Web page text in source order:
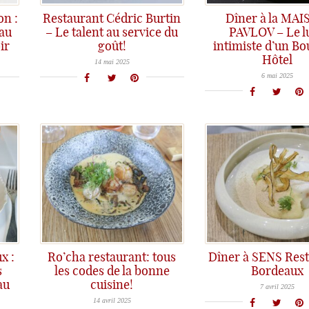
:
Restaurant Cédric Burtin
– Le talent au service du
goût!
Restaurant Cédric Burtin à Saint-Rémy, 2 étoiles Michelin : un plaisir épicurien et une expérience gustative à vivre avec une cuisine authentique et hautement calibrée...
14 mai 2025
Dîner à la
PAVLOV – Le
intimiste d’un
Hôtel
Dîner à la Maison Pavlov, un écrin intimiste et cosy au Bouscat avec de belles surprises dans les assiettes, une jolie cuisine
6 mai 2025
:
Ro’cha restaurant: tous
les codes de la bonne
cuisine!
Au restaurant Ro'cha , le Chef Mof Jean-Luc Rocha nous régale toujours avec une cuisine éclatante pour les papilles, gourmande, généreuse et surtout une cuisine de goût...
14 avril 2025
Dîner à SENS
Bordeaux
Nouvelle orientation pour le Restaurant Sens à Bordeaux : une Carte courte, des assiettes terriblement gourmandes,
7 avril 2025